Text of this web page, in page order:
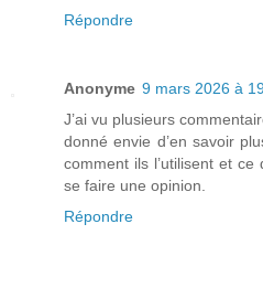
Répondre
Anonyme 9 mars 2026 à
J’ai vu plusieurs
donné envie d’en savoir
comment ils l’utilisent et ce
se faire une opinion.
Répondre